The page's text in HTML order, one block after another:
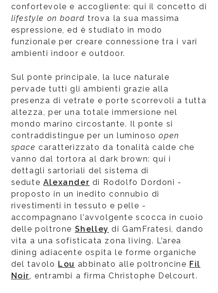
confortevole e accogliente: qui il concetto di
lifestyle on board trova la sua massima
espressione, ed è studiato in modo
funzionale per creare connessione tra i vari
ambienti indoor e outdoor.
Sul ponte principale, la luce naturale
pervade tutti gli ambienti grazie alla
presenza di vetrate e porte scorrevoli a tutta
altezza, per una totale immersione nel
mondo marino circostante. Il ponte si
contraddistingue per un luminosoopen
space caratterizzato da tonalità calde che
vanno dal tortora al dark brown: qui i
dettagli sartoriali del sistema di
sedute Alexander di Rodolfo Dordoni -
proposto in un inedito connubio di
rivestimenti in tessuto e pelle -
accompagnano l’avvolgente scocca in cuoio
delle poltrone Shelley di GamFratesi, dando
vita a una sofisticata zona living. L’area
dining adiacente ospita le forme organiche
del tavolo Lou abbinato alle poltroncine Fil
Noir, entrambi a firma Christophe Delcourt.